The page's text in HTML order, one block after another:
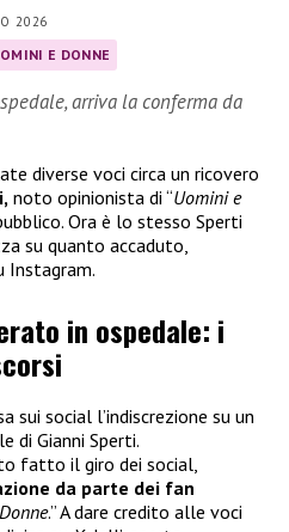
2026
E DONNE
arriva la conferma da
diverse voci circa un ricovero
noto opinionista di “Uomini e
Ora è lo stesso Sperti
su quanto accaduto,
Instagram.
in ospedale: i
sui social l’indiscrezione su un
di Gianni Sperti.
fatto il giro dei social,
da parte dei fan
.” A dare credito alle voci